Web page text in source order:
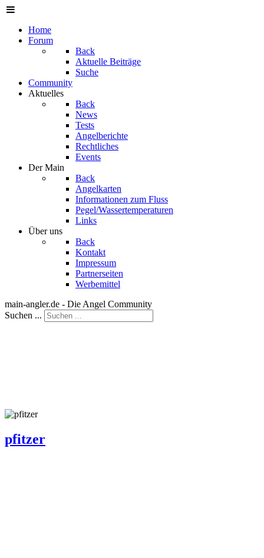
Home
Forum
Back
Aktuelle Beiträge
Suche
Community
Aktuelles
Back
News
Tests
Angelberichte
Rechtliches
Events
Der Main
Back
Angelkarten
Informationen zum Fluss
Pegel/Wassertemperaturen
Links
Über uns
Back
Kontakt
Impressum
Partnerseiten
Werbemittel
main-angler.de - Die Angel Community
Suchen ...
pfitzer